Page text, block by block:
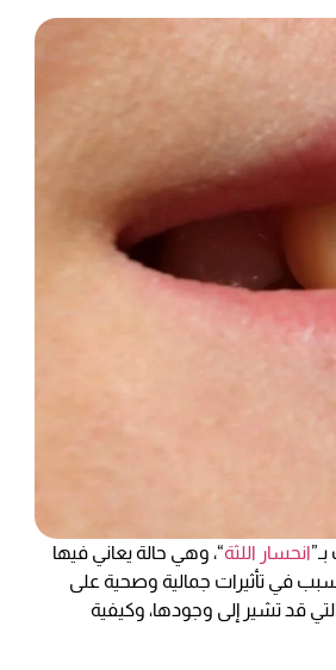
انحسار اللثة“، وهي حالة يعاني فيها
في تأثيرات جمالية وصحية على
قد تشير إلى وجودها، وكيفية